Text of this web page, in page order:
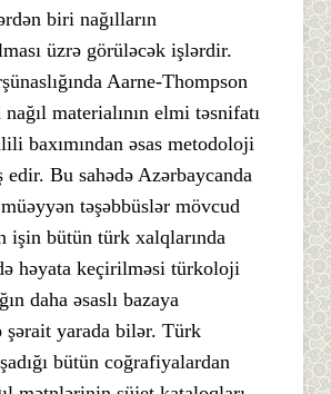
biri nağılların
üzrə görüləcək işlərdir.
Aarne-Thompson
materialının elmi təsnifatı
baxımından əsas metodoloji
edir. Bu sahədə Azərbaycanda
təşəbbüslər mövcud
işin bütün türk xalqlarında
həyata keçirilməsi türkoloji
daha əsaslı bazaya
şərait yarada bilər. Türk
bütün coğrafiyalardan